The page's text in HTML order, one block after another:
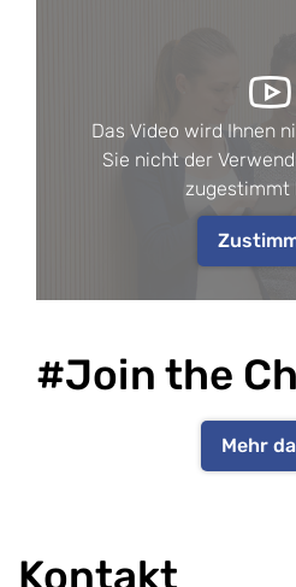
Das Video wird Ihnen
Sie nicht der
zugestimmt
#Join the
Mehr
​Kontakt